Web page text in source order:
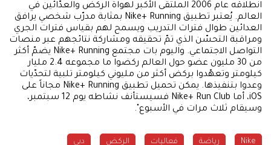
انطلاقه عام 2006 الملتقى الأكبر لهواة الركض والعدّائين في
العالم. يُعتبر تطبيق Nike+ Running بمثابة مدرّب شخصي يرافق
العدائين طوال فترات التدريب ويسمح لهم بقياس فترات الجري
ومراقبة التحسّن الذي تمّ تحقيقه ومشاركة نتائجهم عبر منصات
التواصل الاجتماعي. واليوم بات مجتمع Nike+ Running يضمّ أكثر
من 30 مليون عضو حول العالم ركضوا ما مجموعه 2.4 مليار
كيلومتر وتعهّدوا بركض أكثر من مليوني كيلومتر تلبية لتحدّيات
وعدوا بتنفيذها. يمكن تحميل تطبيق Nike+ Running مجاناً على
iOS، أما Nike+ Run Club فسيستأنف نشاطه يوم 12 سبتمبر،
وسيقام ثلاث مرات في الأسبوع".
Nike رياضة فعاليات الركض دبي